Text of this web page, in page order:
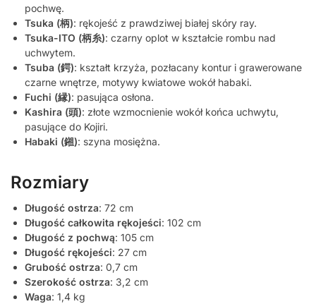
pochwę.
Tsuka (柄): rękojeść z prawdziwej białej skóry ray.
Tsuka-ITO (柄糸): czarny oplot w kształcie rombu nad
uchwytem.
Tsuba (鍔): kształt krzyża, pozłacany kontur i grawerowane
czarne wnętrze, motywy kwiatowe wokół habaki.
Fuchi (縁): pasująca osłona.
Kashira (頭): złote wzmocnienie wokół końca uchwytu,
pasujące do Kojiri.
Habaki (鎺): szyna mosiężna.
Rozmiary
Długość ostrza: 72 cm
Długość całkowita rękojeści: 102 cm
Długość z pochwą: 105 cm
Długość rękojeści: 27 cm
Grubość ostrza: 0,7 cm
Szerokość ostrza: 3,2 cm
Waga: 1,4 kg